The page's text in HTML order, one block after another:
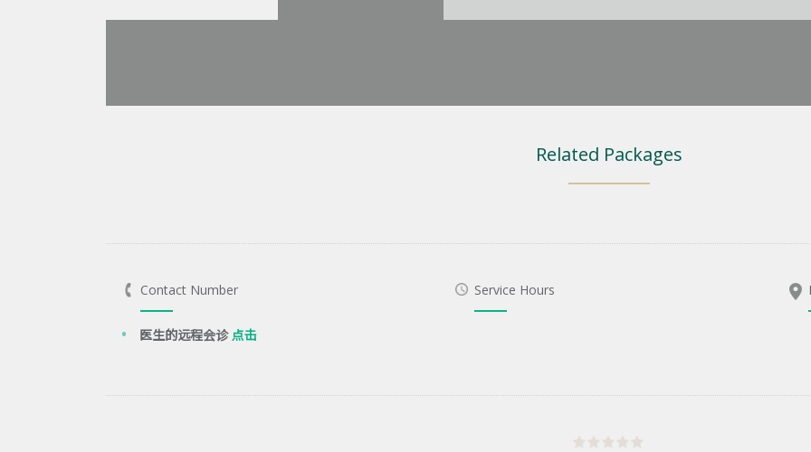
Related Packages
Contact Number
医生的远程会诊点击
Service Hours